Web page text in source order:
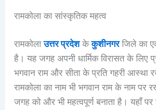
रामकोला का सांस्कृतिक महत्व
रामकोलाउत्तर प्रदेशकेकुशीनगरजिले का
है। यह जगह अपनी धार्मिक विरासत के लिए
भगवान राम और सीता के प्रति गहरी आस्था
रामकोला का नाम भी भगवान राम के नाम पर
जगह को और भी महत्वपूर्ण बनाता है। यहाँ